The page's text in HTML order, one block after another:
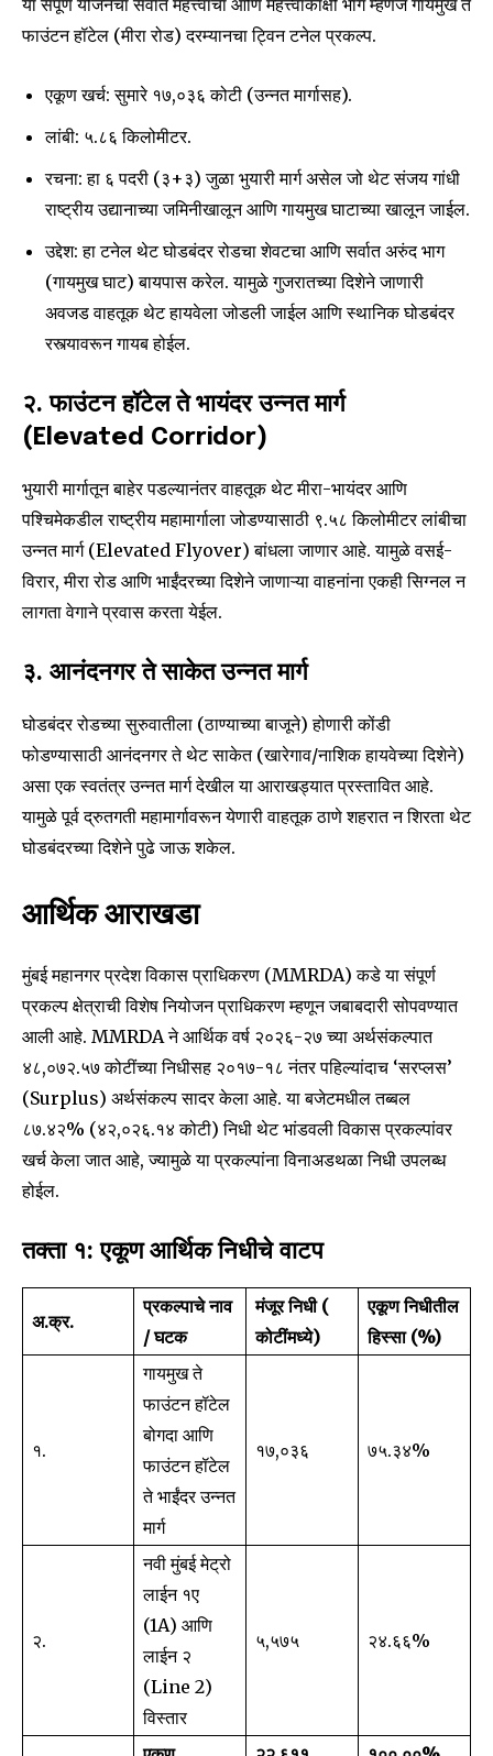
Join our community of
SUBSCRIBERS and be part of the
conversation.
your privacy and won't spam your inbox. Your information is
safe with us.
SUBSCRIBE
32,111
Followers
75
Followers
फाउंटन हॉटेल (मीरा रोड) दरम्यानचा ट्विन टनेल प्रकल्प.
एकूण खर्च: सुमारे ₹१७,०३६ कोटी (उन्नत मार्गासह).
लांबी: ५.८६ किलोमीटर.
रचना: हा ६ पदरी (३+३) जुळा भुयारी मार्ग असेल जो थेट संजय गांधी
राष्ट्रीय उद्यानाच्या जमिनीखालून आणि गायमुख घाटाच्या खालून जाईल.
उद्देश: हा टनेल थेट घोडबंदर रोडचा शेवटचा आणि सर्वात अरुंद भाग
(गायमुख घाट) बायपास करेल. यामुळे गुजरातच्या दिशेने जाणारी
अवजड वाहतूक थेट हायवेला जोडली जाईल आणि स्थानिक घोडबंदर
रस्त्यावरून गायब होईल.
२. फाउंटन हॉटेल ते भायंदर उन्नत मार्ग
(Elevated Corridor)
भुयारी मार्गातून बाहेर पडल्यानंतर वाहतूक थेट मीरा-भायंदर आणि
पश्चिमेकडील राष्ट्रीय महामार्गाला जोडण्यासाठी ९.५८ किलोमीटर लांबीचा
उन्नत मार्ग (Elevated Flyover) बांधला जाणार आहे. यामुळे वसई-
विरार, मीरा रोड आणि भाईंदरच्या दिशेने जाणाऱ्या वाहनांना एकही सिग्नल न
लागता वेगाने प्रवास करता येईल.
३. आनंदनगर ते साकेत उन्नत मार्ग
घोडबंदर रोडच्या सुरुवातीला (ठाण्याच्या बाजूने) होणारी कोंडी
फोडण्यासाठी आनंदनगर ते थेट साकेत (खारेगाव/नाशिक हायवेच्या दिशेने)
असा एक स्वतंत्र उन्नत मार्ग देखील या आराखड्यात प्रस्तावित आहे.
यामुळे पूर्व द्रुतगती महामार्गावरून येणारी वाहतूक ठाणे शहरात न शिरता थेट
घोडबंदरच्या दिशेने पुढे जाऊ शकेल.
आर्थिक आराखडा
मुंबई महानगर प्रदेश विकास प्राधिकरण (MMRDA) कडे या संपूर्ण
प्रकल्प क्षेत्राची विशेष नियोजन प्राधिकरण म्हणून जबाबदारी सोपवण्यात
आली आहे. MMRDA ने आर्थिक वर्ष २०२६-२७ च्या अर्थसंकल्पात
₹४८,०७२.५७ कोटींच्या निधीसह २०१७-१८ नंतर पहिल्यांदाच ‘सरप्लस’
(Surplus) अर्थसंकल्प सादर केला आहे. या बजेटमधील तब्बल
८७.४२% (₹४२,०२६.१४ कोटी) निधी थेट भांडवली विकास प्रकल्पांवर
खर्च केला जात आहे, ज्यामुळे या प्रकल्पांना विनाअडथळा निधी उपलब्ध
होईल.
तक्ता १: एकूण आर्थिक निधीचे वाटप
अ.क्र.
प्रकल्पाचे नाव
/ घटक
मंजूर निधी (₹
कोटींमध्ये)
एकूण निधीतील
हिस्सा (%)
१.
गायमुख ते
फाउंटन हॉटेल
बोगदा आणि
फाउंटन हॉटेल
ते भाईंदर उन्नत
मार्ग
१७,०३६ ७५.३४%
२.
नवी मुंबई मेट्रो
लाईन १ए
(1A) आणि
लाईन २
(Line 2)
विस्तार
५,५७५ २४.६६%